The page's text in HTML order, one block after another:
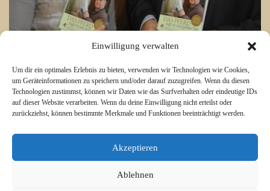
Einwilligung verwalten
Um dir ein optimales Erlebnis zu bieten, verwenden wir Technologien wie Cookies,
um Geräteinformationen zu speichern und/oder darauf zuzugreifen. Wenn du diesen
Technologien zustimmst, können wir Daten wie das Surfverhalten oder eindeutige IDs
auf dieser Website verarbeiten. Wenn du deine Einwilligung nicht erteilst oder
zurückziehst, können bestimmte Merkmale und Funktionen beeinträchtigt werden.
Akzeptieren
Ablehnen